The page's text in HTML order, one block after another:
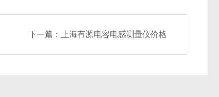
下一篇： 上海有源电容电感测量仪价格